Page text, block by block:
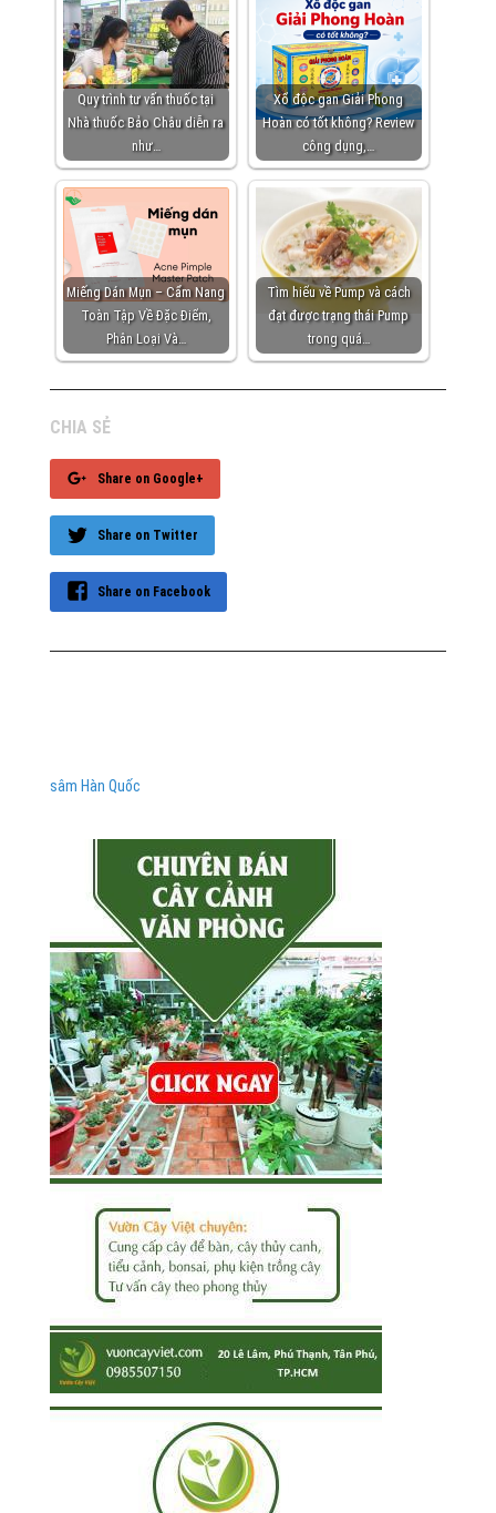
Quy trình tư vấn thuốc tại
Nhà thuốc Bảo Châu diễn ra
như…
Xổ độc gan Giải Phong
Hoàn có tốt không? Review
công dụng,…
Miếng Dán Mụn – Cẩm Nang
Toàn Tập Về Đặc Điểm,
Phân Loại Và…
Tìm hiểu về Pump và cách
đạt được trạng thái Pump
trong quá…
CHIA SẺ
Share on Google+
Share on Twitter
Share on Facebook
sâm Hàn Quốc